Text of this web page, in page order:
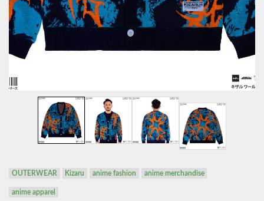
OUTERWEAR Kizaru anime fashion anime merchandise
anime apparel